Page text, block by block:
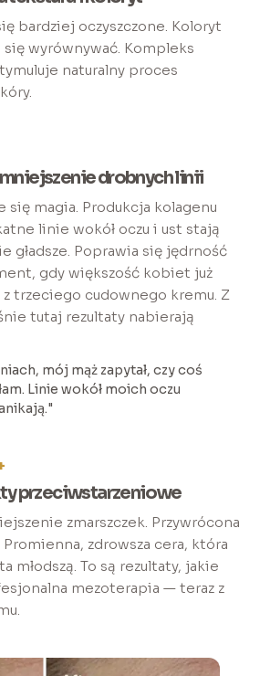
bardziej oczyszczone. Koloryt
się wyrównywać. Kompleks
naturalny proces
drobnych linii
się magia. Produkcja kolagenu
linie wokół oczu i ust stają
gładsze. Poprawia się jędrność
gdy większość kobiet już
z trzeciego cudownego kremu. Z
tutaj rezultaty nabierają
mój mąż zapytał, czy coś
Linie wokół moich oczu
przeciwstarzeniowe
zmarszczek. Przywrócona
zdrowsza cera, która
młodszą. To są rezultaty, jakie
mezoterapia — teraz z